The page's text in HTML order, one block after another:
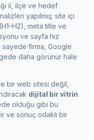
il, ilçe ve hedef
yapılmış; site içi
meta title ve
ve sayfa hız
sayede firma, Google
daha görünür hale
bir web sitesi değil,
dijital bir vitrin
olduğu gibi bu
ve sonuç odaklı bir